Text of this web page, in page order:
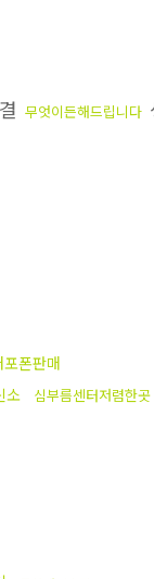
무엇이든해드립니다
포폰판매
소 심부름센터저렴한곳